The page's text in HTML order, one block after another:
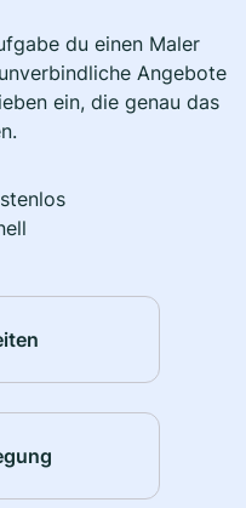
du einen Maler
Angebote
ein, die genau das